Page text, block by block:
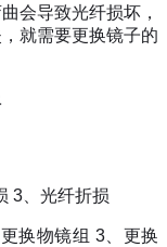
会导致光纤损坏，
就需要更换镜子的
3 、光纤折损
更换物镜组 3、更换